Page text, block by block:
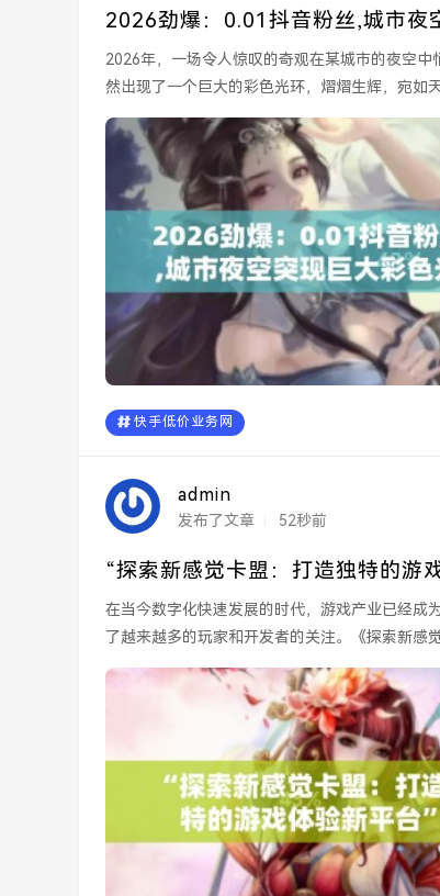
2026劲爆：0.01抖音粉丝,城市夜
2026年，一场令人惊叹的奇观在某城市的夜空
然出现了一个巨大的彩色光环，熠熠生辉，宛如
交平台，迅速...
快手低价业务网
admin
发布了文章 52秒前
“探索新感觉卡盟：打造独特的游
在当今数字化快速发展的时代，游戏产业已经成
了越来越多的玩家和开发者的关注。《探索新感
过全新的视角和创...